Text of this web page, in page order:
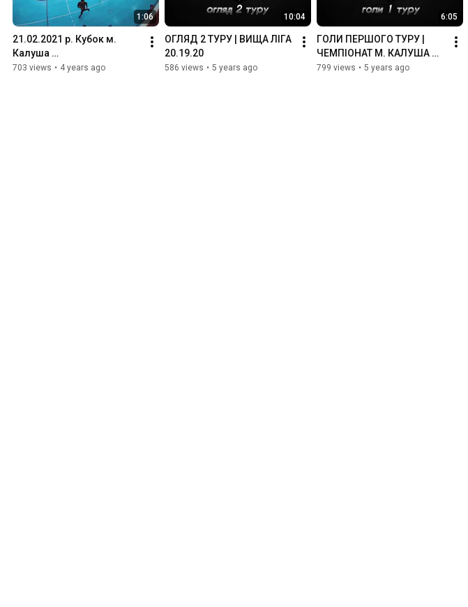
1:06
21.02.2021 р. Кубок м.
Калуша
ім.ТЕПЧУКА-2020/2021. 1/4
703 views • 4 years ago
10:04
ОГЛЯД 2 ТУРУ | ВИЩА ЛІГА
20.19.20
586 views • 5 years ago
6:05
ГОЛИ ПЕРШОГО ТУРУ |
ЧЕМПІОНАТ М. КАЛУША
2020/21
799 views • 5 years ago